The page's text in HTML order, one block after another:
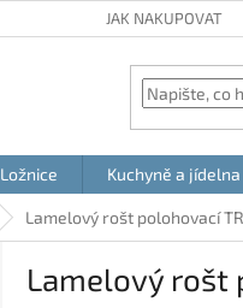
JAK NAKUPOVAT
Ložnice Kuchyně a jídelna
Lamelový rošt polohovací
Lamelový rošt